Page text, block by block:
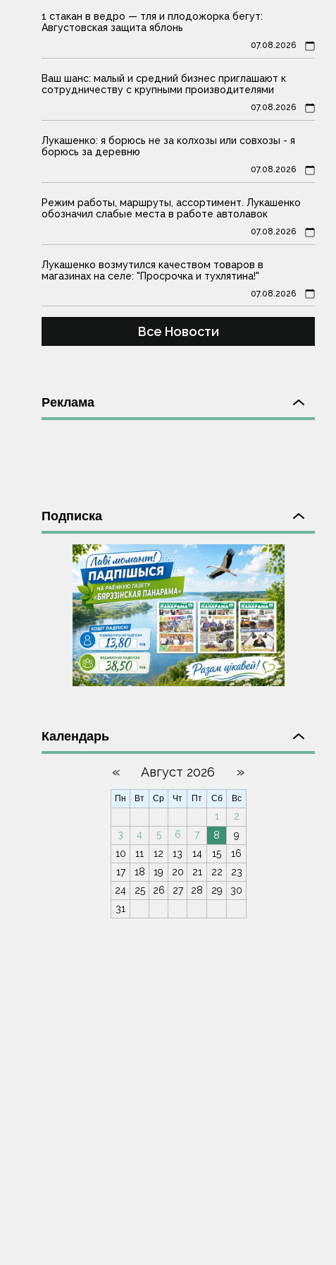
1 стакан в ведро — тля и плодожорка бегут:
Августовская защита яблонь
07.08.2026
Ваш шанс: малый и средний бизнес приглашают к
сотрудничеству с крупными производителями
07.08.2026
Лукашенко: я борюсь не за колхозы или совхозы - я
борюсь за деревню
07.08.2026
Режим работы, маршруты, ассортимент. Лукашенко
обозначил слабые места в работе автолавок
07.08.2026
Лукашенко возмутился качеством товаров в
магазинах на селе: "Просрочка и тухлятина!"
07.08.2026
Все Новости
Реклама
Подписка
Календарь
« Август 2026 »
Пн Вт Ср Чт Пт Сб Вс
1
2
3
4 5 6 7 8
9
10
11 12 13 14 15
16
17
18 19 20 21 22
23
24
25 26 27 28 29
30
31